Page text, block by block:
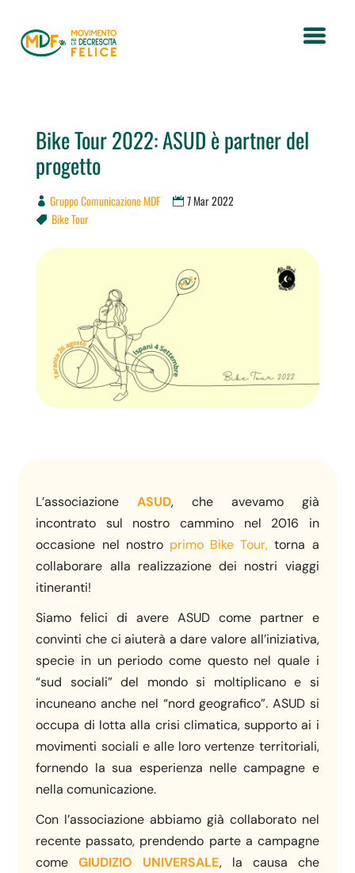
Bike Tour 2022: ASUD è partner del
progetto
Gruppo Comunicazione MDF 7 Mar 2022
 Bike Tour
L’associazioneASUD, che avevamo già
incontrato sul nostro cammino nel 2016 in
occasione nel nostro primo Bike Tour, torna a
collaborare alla realizzazione dei nostri viaggi
itineranti!
Siamo felici di avere ASUD come partner e
convinti che ci aiuterà a dare valore all’iniziativa,
specie in un periodo come questo nel quale i
“sud sociali” del mondo si moltiplicano e si
incuneano anche nel “nord geografico”. ASUD si
occupa di lotta alla crisi climatica, supporto ai i
movimenti sociali e alle loro vertenze territoriali,
fornendo la sua esperienza nelle campagne e
nella comunicazione.
Con l’associazione abbiamo già collaborato nel
recente passato, prendendo parte a campagne
comeGIUDIZIO UNIVERSALE, la causa che